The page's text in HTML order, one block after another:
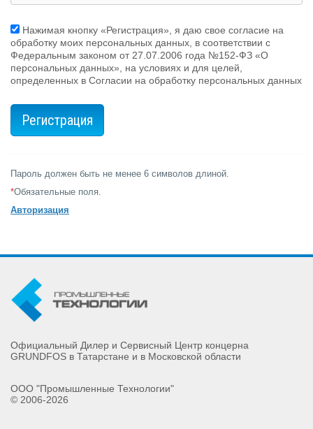
Нажимая кнопку «Регистрация», я даю свое согласие на
обработку моих персональных данных, в соответствии с
Федеральным законом от 27.07.2006 года №152-ФЗ «О
персональных данных», на условиях и для целей,
определенных в Согласии на обработку персональных данных
Пароль должен быть не менее 6 символов длиной.
*Обязательные поля.
Авторизация
Официальный Дилер и Сервисный Центр концерна
GRUNDFOS в Татарстане и в Московской области
ООО "Промышленные Технологии"
© 2006-2026